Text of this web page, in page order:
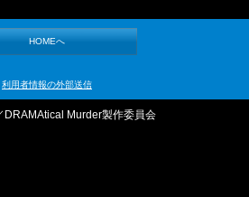
HOMEへ
利用者情報の外部送信
Murder製作委員会